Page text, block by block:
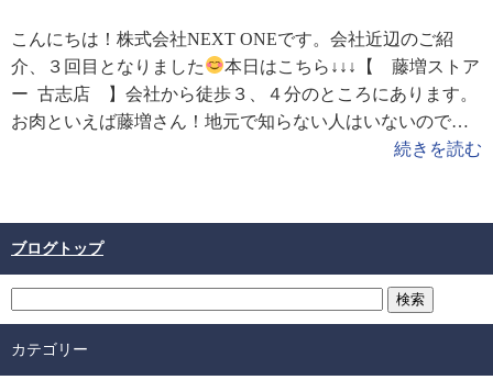
こんにちは！株式会社NEXT ONEです。会社近辺のご紹
介、３回目となりました
本日はこちら↓↓↓【 藤増ストア
ー 古志店 】会社から徒歩３、４分のところにあります。
お肉といえば藤増さん！地元で知らない人はいないのでは
藤増牧場直営店だけあって、お肉続きを読む
ブログトップ
カテゴリー